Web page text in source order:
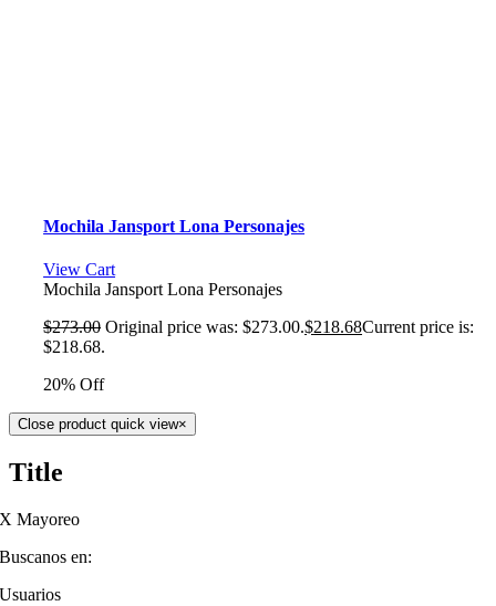
Mochila Jansport Lona Personajes
View Cart
Mochila Jansport Lona Personajes
$273.00 Original price was: $273.00.$218.68Current price is:
$218.68.
20% Off
Close product quick view×
Title
X Mayoreo
Buscanos en:
Usuarios